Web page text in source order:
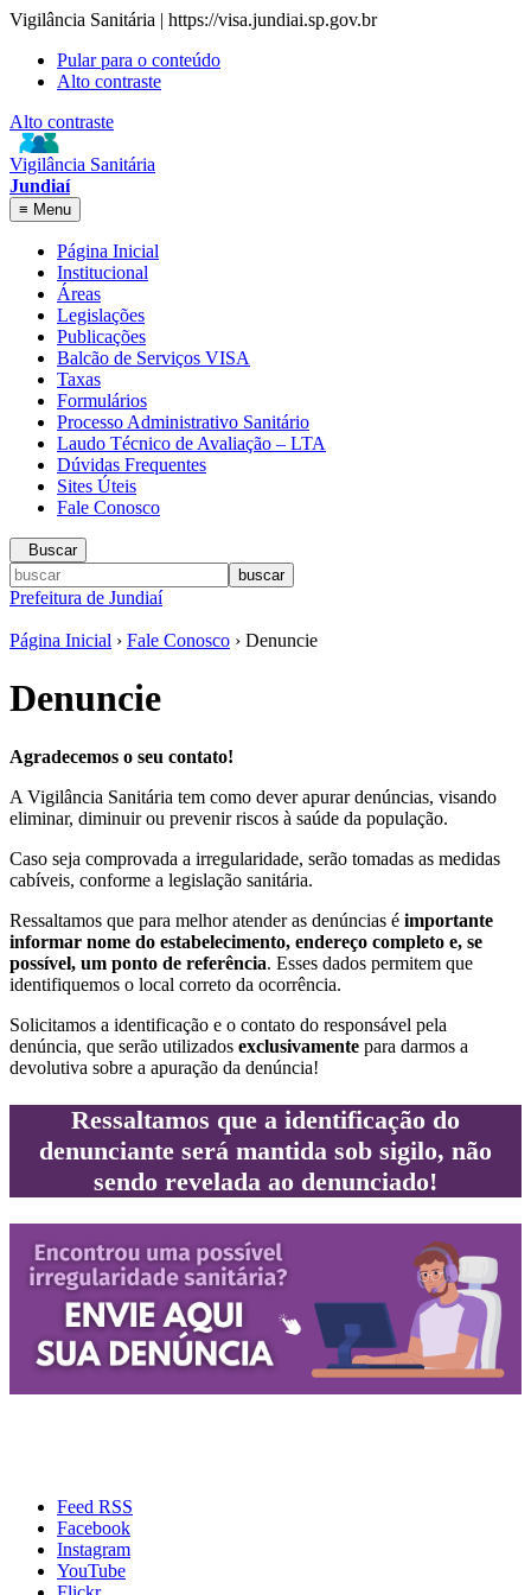
Vigilância Sanitária | https://visa.jundiai.sp.gov.br
Pular para o conteúdo
Alto contraste
Alto contraste
Vigilância Sanitária
Jundiaí
≡ Menu
Página Inicial
Institucional
Áreas
Legislações
Publicações
Balcão de Serviços VISA
Taxas
Formulários
Processo Administrativo Sanitário
Laudo Técnico de Avaliação – LTA
Dúvidas Frequentes
Sites Úteis
Fale Conosco
Buscar
Prefeitura de Jundiaí
Página Inicial › Fale Conosco › Denuncie
Denuncie
Agradecemos o seu contato!
A Vigilância Sanitária tem como dever apurar denúncias, visando
eliminar, diminuir ou prevenir riscos à saúde da população.
Caso seja comprovada a irregularidade, serão tomadas as medidas
cabíveis, conforme a legislação sanitária.
Ressaltamos que para melhor atender as denúncias é importante
informar nome do estabelecimento, endereço completo e, se
possível, um ponto de referência. Esses dados permitem que
identifiquemos o local correto da ocorrência.
Solicitamos a identificação e o contato do responsável pela
denúncia, que serão utilizados exclusivamente para darmos a
devolutiva sobre a apuração da denúncia!
Ressaltamos que a identificação do
denunciante será mantida sob sigilo, não
sendo revelada ao denunciado!
Feed RSS
Facebook
Instagram
YouTube